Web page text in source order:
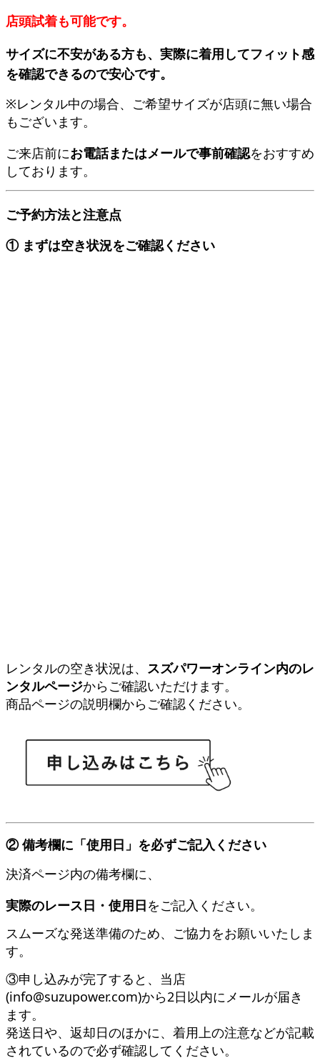
店頭試着も可能です。
サイズに不安がある方も、実際に着用してフィット感
を確認できるので安心です。
※レンタル中の場合、ご希望サイズが店頭に無い場合
もございます。
ご来店前にお電話またはメールで事前確認をおすすめ
しております。
ご予約方法と注意点
① まずは空き状況をご確認ください
レンタルの空き状況は、 スズパワーオンライン内のレ
ンタルページからご確認いただけます。
商品ページの説明欄からご確認ください。
② 備考欄に「使用日」を必ずご記入ください
決済ページ内の備考欄に、
実際のレース日・使用日をご記入ください。
スムーズな発送準備のため、ご協力をお願いいたしま
す。
③申し込みが完了すると、当店
(info@suzupower.com)から2日以内にメールが届き
ます。
発送日や、返却日のほかに、着用上の注意などが記載
されているので必ず確認してください。